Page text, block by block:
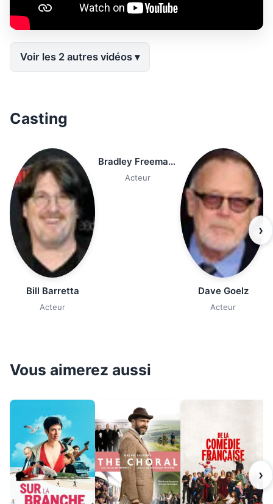
Voir les 2 autres vidéos
Casting
Bill Barretta
Acteur
Bradley Freeman Jr.
Acteur
Dave Goelz
Acteur
›
Vous aimerez aussi
›